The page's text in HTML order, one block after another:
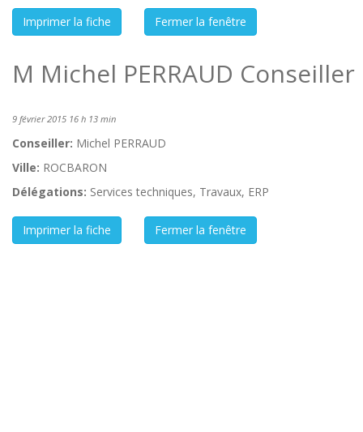
M Michel PERRAUD
9 février 2015 16 h 13 min
Conseiller: Michel PERRAUD
Ville: ROCBARON
Délégations: Services techniques, Travaux, ERP